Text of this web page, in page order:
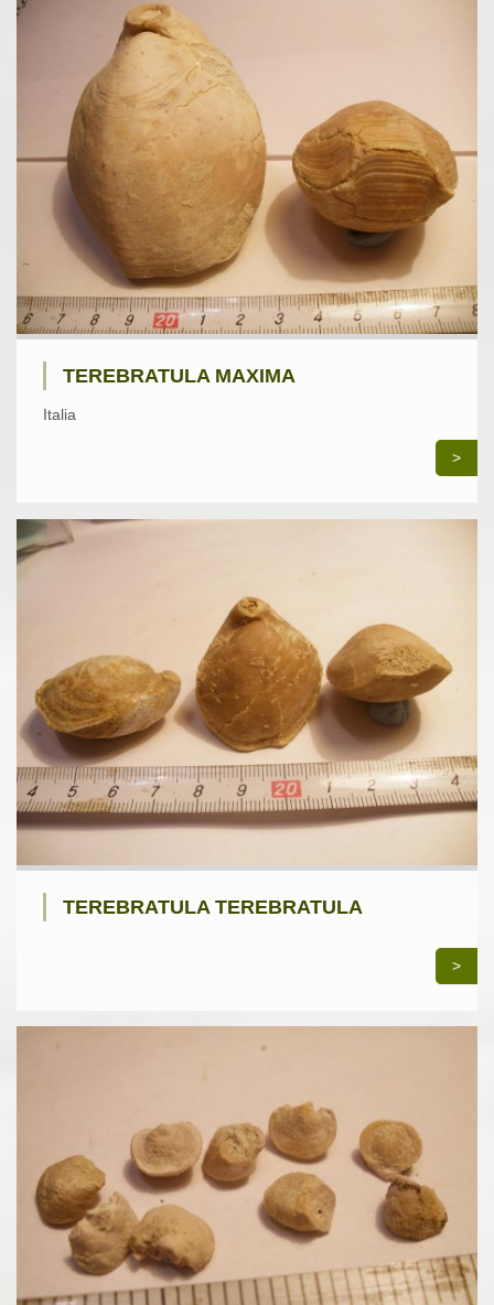
TEREBRATULA MAXIMA
Italia
>
TEREBRATULA TEREBRATULA
>